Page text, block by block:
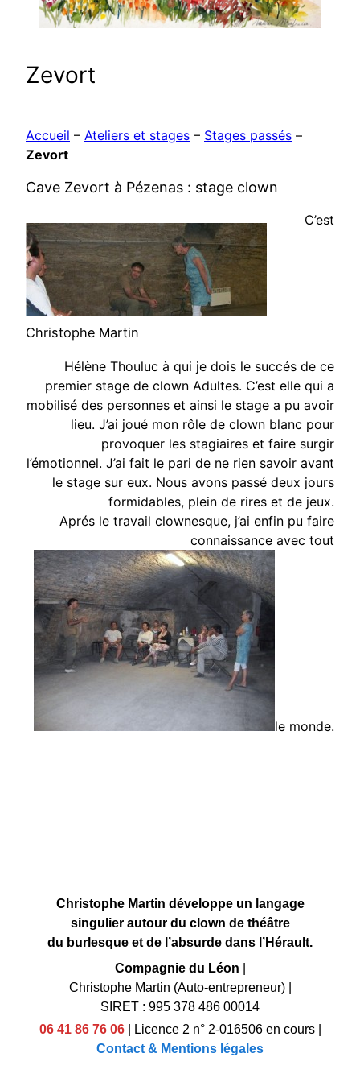
Zevort
Accueil – Ateliers et stages – Stages passés –
Zevort
Cave Zevort à Pézenas : stage clown
Christophe Martin
C’est
Hélène Thouluc à qui je dois le succés de ce
premier stage de clown Adultes. C’est elle qui a
mobilisé des personnes et ainsi le stage a pu avoir
lieu. J’ai joué mon rôle de clown blanc pour
provoquer les stagiaires et faire surgir
l’émotionnel. J’ai fait le pari de ne rien savoir avant
le stage sur eux. Nous avons passé deux jours
formidables, plein de rires et de jeux.
Aprés le travail clownesque, j’ai enfin pu faire
connaissance avec tout
le monde.
Christophe Martin développe un langage
singulier autour du clown de théâtre
du burlesque et de l’absurde dans l’Hérault.
Compagnie du Léon
Christophe Martin (Auto-entrepreneur)|
SIRET : 995 378 486 00014
06 41 86 76 06| Licence 2 n° 2-016506 en cours|
Contact & Mentions légales